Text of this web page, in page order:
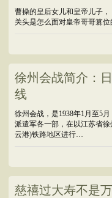
曹操的皇后女儿和皇帝儿子
关头是怎么面对皇帝哥哥篡位
徐州会战简介：
线
徐州会战，是1938年1月至5
派遣军各一部，在以江苏省
云港)铁路地区进行…
慈禧过大寿不是